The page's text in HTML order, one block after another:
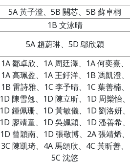
5A 黃子澄、5B 關芯、5B 蘇卓桐
1B 文泳晴
5A 趙蔚琳、5D 鄔欣穎
1A 鄒卓欣、1A 周廷澤、1A 何奕熹、
1A 高珮盈、1A 王釨洋、1B 馮凱澄、
1B 雷詩雅、1C 李予晴、1C 葉善楠、
1D 陳雪翹、1D 陳立昕、1D 周樂怡、
1D 鍾佩珊、1D 黃敏儀、1D 劉洛妍、
1D 廖靖童、1D 吳姵穎、1D 潘善希、
1D 曾穎南、1D 張敬博、2A 張靖烯、
3C 陳凱琦、4A 馬頌欣、4C 黃昕善、
5C 沈悠